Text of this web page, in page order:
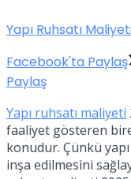
Yapı Ruhsatı
Facebook'ta Paylaş
Paylaş
Yapı ruhsatı maliyeti
faaliyet gösteren
konudur. Çünkü
inşa edilmesini